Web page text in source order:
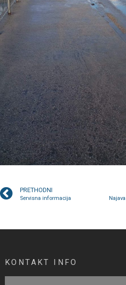
PRETHODNI
Servisna informacija
KONTAKT INFO